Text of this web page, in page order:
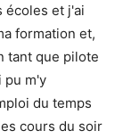
écoles et j'ai
formation et,
tant que pilote
pu m'y
du temps
cours du soir